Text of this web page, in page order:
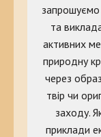
запрошуємо
та
активних
природну
через
твір чи
заходу.
приклади